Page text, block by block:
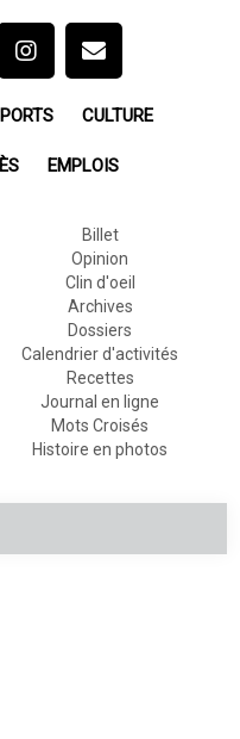
CULTURE
EMPLOIS
Billet
Opinion
Clin d'oeil
Archives
Dossiers
Calendrier d'activités
Recettes
Journal en ligne
Mots Croisés
Histoire en photos